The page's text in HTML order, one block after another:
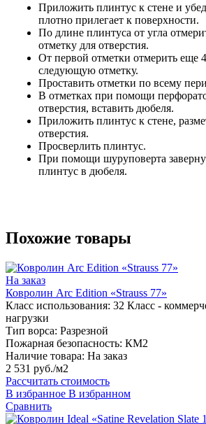
Приложить плинтус к стене и
плотно прилегает к поверхности.
По длине плинтуса от угла
отметку для отверстия.
От первой отметки отмерить еще
следующую отметку.
Проставить отметки по всему
В отметках при помощи
отверстия, вставить дюбеля.
Приложить плинтус к стене,
отверстия.
Просверлить плинтус.
При помощи шуруповерта
плинтус в дюбеля.
Похожие товары
На заказ
Ковролин Arc Edition «Strauss 77»
Класс использования: 32 Класс -
нагрузки
Тип ворса: Разрезной
Пожарная безопасность: КМ2
Наличие товара: На заказ
2 531 руб./м2
Рассчитать стоимость
В избранное В избранном
Сравнить